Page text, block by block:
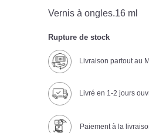
Vernis à ongles.16 ml
Rupture de stock
Livraison partout au
Livré en 1-2 jours
Paiement à la